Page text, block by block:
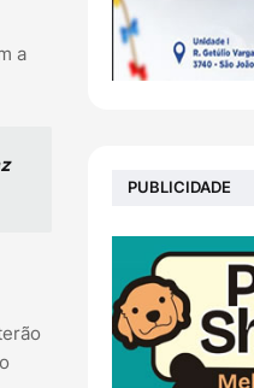
a
PUBLICIDADE